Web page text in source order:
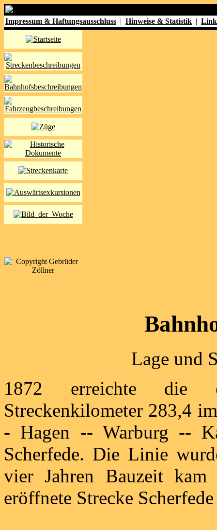
Impressum & Haftungsausschluss | Hinweise & Statistik |
Lage und
1872 erreichte die
Streckenkilometer 283,4
- Hagen -- Warburg --
Scherfede. Die Linie
vier Jahren Bauzeit
eröffnete Strecke